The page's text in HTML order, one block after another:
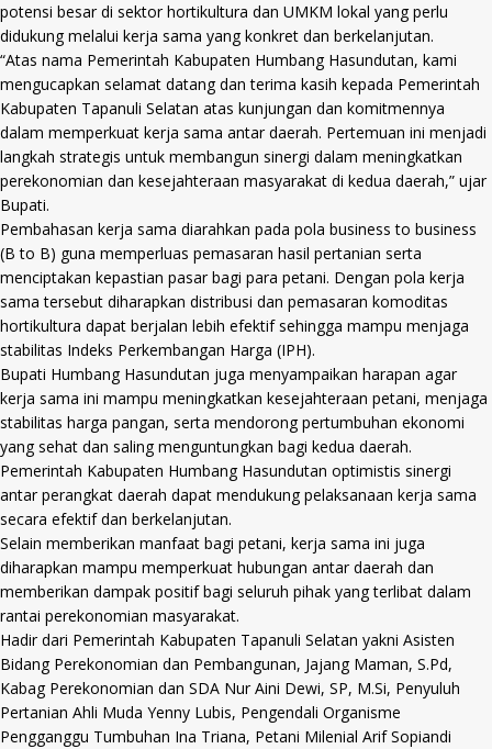
potensi besar di sektor hortikultura dan UMKM lokal yang perlu
didukung melalui kerja sama yang konkret dan berkelanjutan.
“Atas nama Pemerintah Kabupaten Humbang Hasundutan, kami
mengucapkan selamat datang dan terima kasih kepada Pemerintah
Kabupaten Tapanuli Selatan atas kunjungan dan komitmennya
dalam memperkuat kerja sama antar daerah. Pertemuan ini menjadi
langkah strategis untuk membangun sinergi dalam meningkatkan
perekonomian dan kesejahteraan masyarakat di kedua daerah,” ujar
Bupati.
Pembahasan kerja sama diarahkan pada pola business to business
(B to B) guna memperluas pemasaran hasil pertanian serta
menciptakan kepastian pasar bagi para petani. Dengan pola kerja
sama tersebut diharapkan distribusi dan pemasaran komoditas
hortikultura dapat berjalan lebih efektif sehingga mampu menjaga
stabilitas Indeks Perkembangan Harga (IPH).
Bupati Humbang Hasundutan juga menyampaikan harapan agar
kerja sama ini mampu meningkatkan kesejahteraan petani, menjaga
stabilitas harga pangan, serta mendorong pertumbuhan ekonomi
yang sehat dan saling menguntungkan bagi kedua daerah.
Pemerintah Kabupaten Humbang Hasundutan optimistis sinergi
antar perangkat daerah dapat mendukung pelaksanaan kerja sama
secara efektif dan berkelanjutan.
Selain memberikan manfaat bagi petani, kerja sama ini juga
diharapkan mampu memperkuat hubungan antar daerah dan
memberikan dampak positif bagi seluruh pihak yang terlibat dalam
rantai perekonomian masyarakat.
Hadir dari Pemerintah Kabupaten Tapanuli Selatan yakni Asisten
Bidang Perekonomian dan Pembangunan, Jajang Maman, S.Pd,
Kabag Perekonomian dan SDA Nur Aini Dewi, SP, M.Si, Penyuluh
Pertanian Ahli Muda Yenny Lubis, Pengendali Organisme
Pengganggu Tumbuhan Ina Triana, Petani Milenial Arif Sopiandi